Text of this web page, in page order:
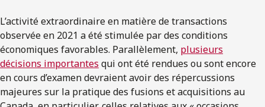
L’activité extraordinaire en matière de transactions
observée en 2021 a été stimulée par des conditions
économiques favorables. Parallèlement, plusieurs
décisions importantes qui ont été rendues ou sont encore
en cours d’examen devraient avoir des répercussions
majeures sur la pratique des fusions et acquisitions au